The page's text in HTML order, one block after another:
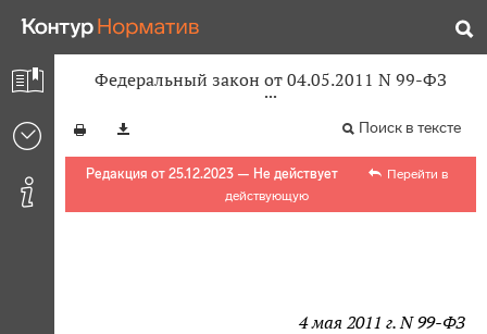
Федеральный закон от 04.05.2011 N 99-ФЗ
Поиск в тексте
Редакция от 25.12.2023 — Не действует
Перейти в
действующую
4 мая 2011 г. N 99-ФЗ